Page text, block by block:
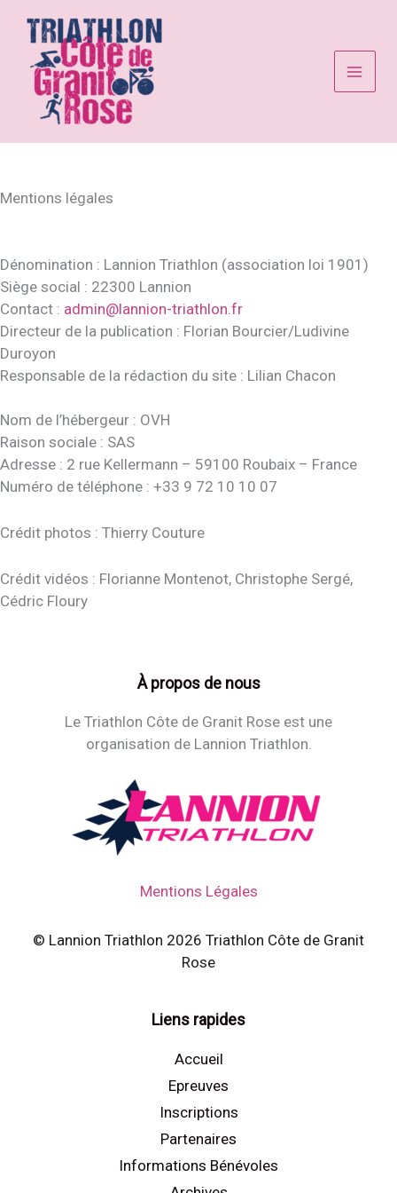
contenu
Mentions légales
Dénomination : Lannion Triathlon (association loi 1901)
Siège social : 22300 Lannion
Contact : admin@lannion-triathlon.fr
Directeur de la publication : Florian Bourcier/Ludivine
Duroyon
Responsable de la rédaction du site : Lilian Chacon
Nom de l’hébergeur : OVH
Raison sociale : SAS
Adresse : 2 rue Kellermann – 59100 Roubaix – France
Numéro de téléphone : +33 9 72 10 10 07
Crédit photos : Thierry Couture
Crédit vidéos : Florianne Montenot, Christophe Sergé,
Cédric Floury
À propos de nous
Le Triathlon Côte de Granit Rose est une
organisation de Lannion Triathlon.
Mentions Légales
© Lannion Triathlon 2026 Triathlon Côte de Granit
Rose
Liens rapides
Accueil
Epreuves
Inscriptions
Partenaires
Informations Bénévoles